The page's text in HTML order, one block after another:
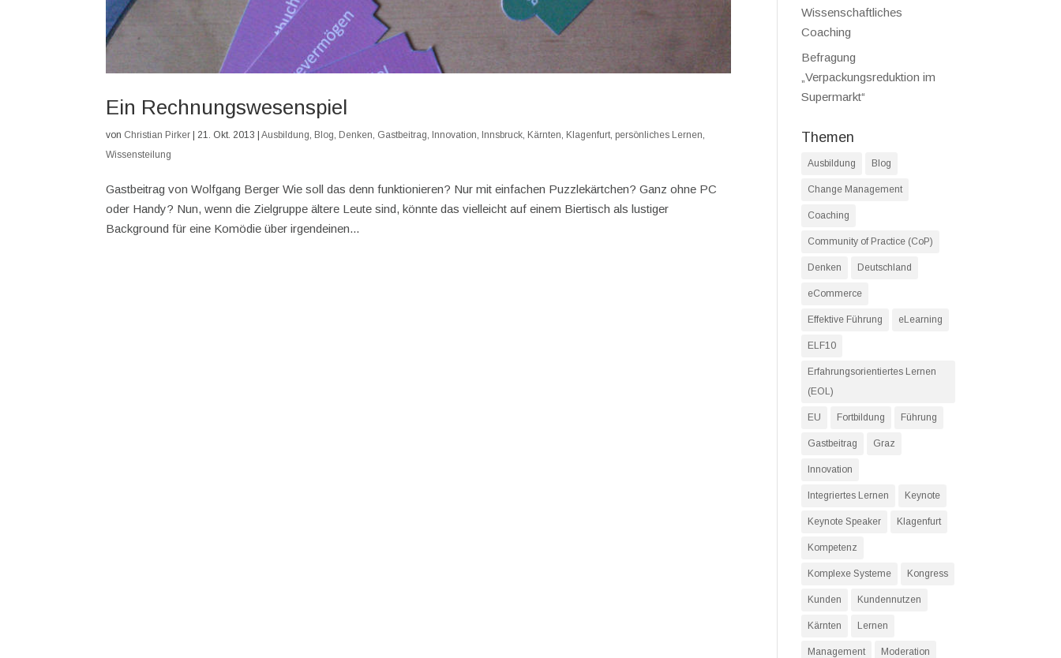
Ein Rechnungswesenspiel
von Christian Pirker | 21. Okt. 2013 |Ausbildung Blog Denken Gastbeitrag Innovation Innsbruck Kärnten Klagenfurt persönliches Lernen
Wissensteilung
Gastbeitrag von Wolfgang Berger Wie soll das denn funktionieren? Nur mit einfachen Puzzlekärtchen? Ganz ohne PC
oder Handy? Nun, wenn die Zielgruppe ältere Leute sind, könnte das vielleicht auf einem Biertisch als lustiger
Background für eine Komödie über irgendeinen...
Wissenschaftliches
Coaching
Befragung
„Verpackungsreduktion im
Supermarkt“
Themen
Ausbildung Blog
Change Management
Coaching
Community of Practice (CoP)
Denken Deutschland
eCommerce
Effektive Führung eLearning
ELF10
Erfahrungsorientiertes Lernen
(EOL)
EU Fortbildung Führung
Gastbeitrag Graz
Innovation
Integriertes Lernen Keynote
Keynote Speaker Klagenfurt
Kompetenz
Komplexe Systeme Kongress
Kunden Kundennutzen
Kärnten Lernen
Management Moderation